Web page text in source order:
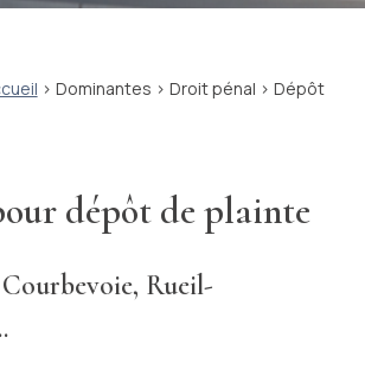
> Dominantes > Droit pénal > Dépôt
dépôt de plainte
Rueil-